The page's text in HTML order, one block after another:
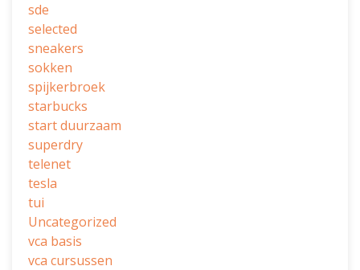
sde
selected
sneakers
sokken
spijkerbroek
starbucks
start duurzaam
superdry
telenet
tesla
tui
Uncategorized
vca basis
vca cursussen